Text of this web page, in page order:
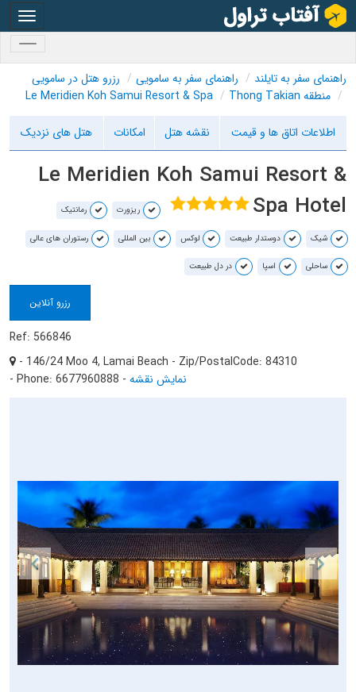
راهنمای سفر به تایلند راهنمای سفر به سامویی
رزرو هتل در سامویی
منطقه Thong Takian
Le Meridien Koh Samui Resort & Spa
اطلاعات اتاق ها و قیمت نقشه هتل امکانات هتل های نزدیک
Le Meridien Koh Samui Resort &
Spa Hotel
ریزورت رمانتیک
شیک دوستدار طبیعت لوکس بین المللی رستوران های عالی
ساحلی اسپا در دل طبیعت
رزرو آنلاین
Ref: 566846
- 146/24 Moo 4, Lamai Beach - Zip/PostalCode: 84310
- Phone: 6677960888 - نمایش نقشه